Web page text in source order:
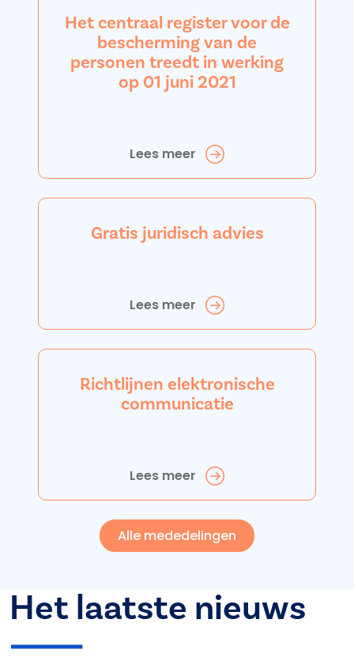
Het centraal register voor de
bescherming van de
personen treedt in werking
op 01 juni 2021
Lees meer
Gratis juridisch advies
Lees meer
Richtlijnen elektronische
communicatie
Lees meer
Alle mededelingen
Het laatste nieuws